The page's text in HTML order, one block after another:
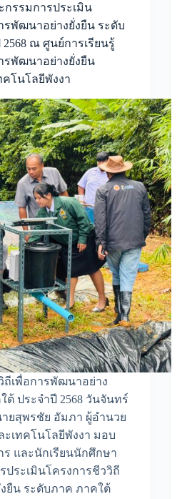
รรมการประเมิน
รพัฒนาอย่างยั่งยืน ระดับ
ณ ศูนย์การเรียนรู้
รพัฒนาอย่างยั่งยืน
คโนโลยีพังงา
ถีเพื่อการพัฒนาอย่าง
ต้ ประจำปี 2568 วันจันทร์
ายสุพรชัย อัมภา ผู้อำนวย
ะเทคโนโลยีพังงา มอบ
และนักเรียนนักศึกษา
ระเมินโครงการชีววิถี
ยืน ระดับภาค ภาคใต้